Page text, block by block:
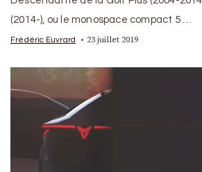
(2014-), ou le monospace compact 5 …
Frédéric Euvrard 23 juillet 2019